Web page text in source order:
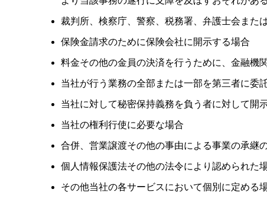
裁判所、検察庁、警察、税務署、弁護士会また
保険金請求のために保険会社に開示する場合
料金その他の金員の決済を行うために、金融機
当社が行う業務の全部または一部を第三者に委
当社に対して秘密保持義務を負う者に対して開
当社の権利行使に必要な場合
合併、営業譲渡その他の事由による事業の承継
個人情報保護法その他の法令により認められた
その他当社の各サービスにおいて個別に定める